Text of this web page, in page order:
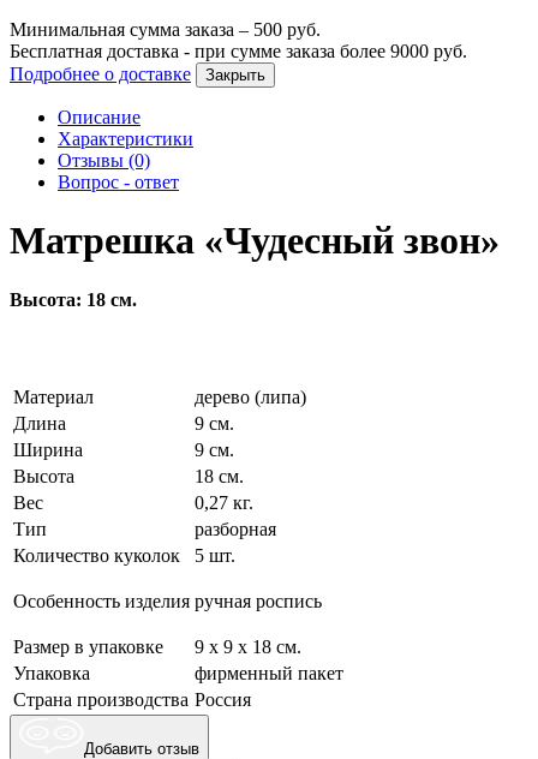
Минимальная сумма заказа – 500 руб.
Бесплатная доставка - при сумме заказа более 9000 руб.
Подробнее о доставке
Закрыть
Описание
Характеристики
Отзывы (0)
Вопрос - ответ
Матрешка «Чудесный звон»
Высота: 18 см.
Материал
дерево (липа)
Длина
9 см.
Ширина
9 см.
Высота
18 см.
Вес
0,27 кг.
Тип
разборная
Количество куколок
5 шт.
Особенность изделия ручная роспись
Размер в упаковке
9 х 9 х 18 см.
Упаковка
фирменный пакет
Страна производства Россия
Добавить отзыв